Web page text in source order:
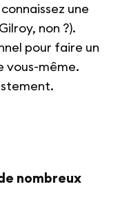
une
non ?).
pour faire un
vous-même.
nombreux